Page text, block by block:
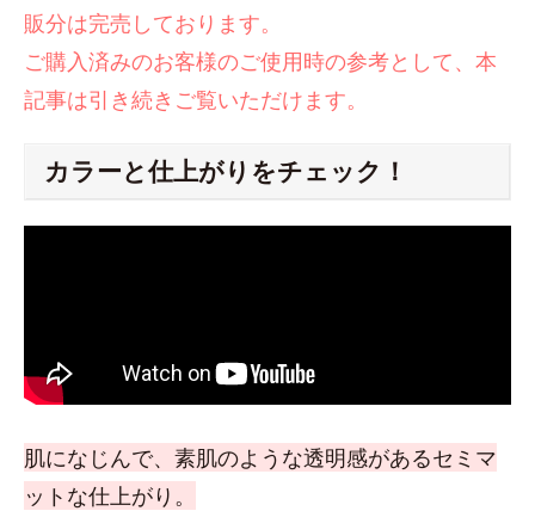
販分は完売しております。
ご購入済みのお客様のご使用時の参考として、本
記事は引き続きご覧いただけます。
カラーと仕上がりをチェック！
肌になじんで、素肌のような透明感があるセミマ
ットな仕上がり。